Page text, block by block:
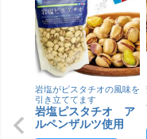
岩塩がピスタチオの風味を
引き立ててます
岩塩ピスタチオ ア
ルペンザルツ使用